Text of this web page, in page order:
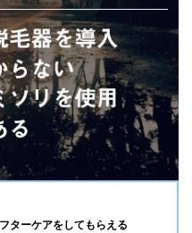
ターケアをしてもらえる